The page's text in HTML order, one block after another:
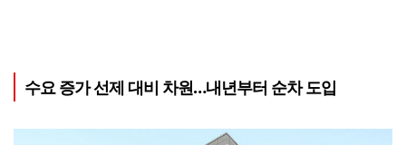
수요 증가 선제 대비 차원…내년부터 순차 도입